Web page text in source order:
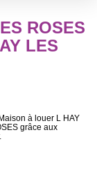
ROSES
LES
à louer L HAY
grâce aux